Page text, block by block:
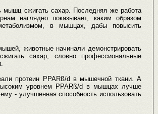
мышц сжигать сахар. Последняя же работа
наглядно показывает, каким образом
в мышцах, дабы повысить
животные начинали демонстрировать
сахар, словно профессиональные
протеин PPARß/d в мышечной ткани. А
уровнем PPARß/d в мышцах лучше
- улучшенная способность использовать